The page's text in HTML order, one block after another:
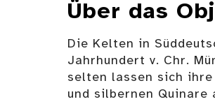
Über das
Die Kelten in
Jahrhundert v. Chr.
selten lassen sich ihre
und silbernen